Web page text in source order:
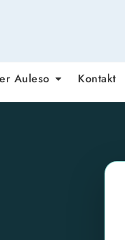
Auleso Kontakt